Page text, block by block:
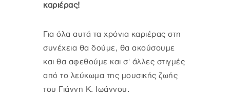
καριέρας!
Για όλα αυτά τα χρόνια καριέρας στη
συνέχεια θα δούμε, θα ακούσουμε
και θα αφεθούμε και σ' άλλες στιγμές
από το λεύκωμα της μουσικής ζωής
του Γιάννη Κ. Ιωάννου.